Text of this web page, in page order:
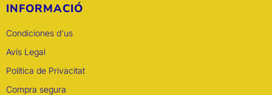
INFORMACIÓ
Condiciones d'us
Avís Legal
Política de Privacitat
Compra segura